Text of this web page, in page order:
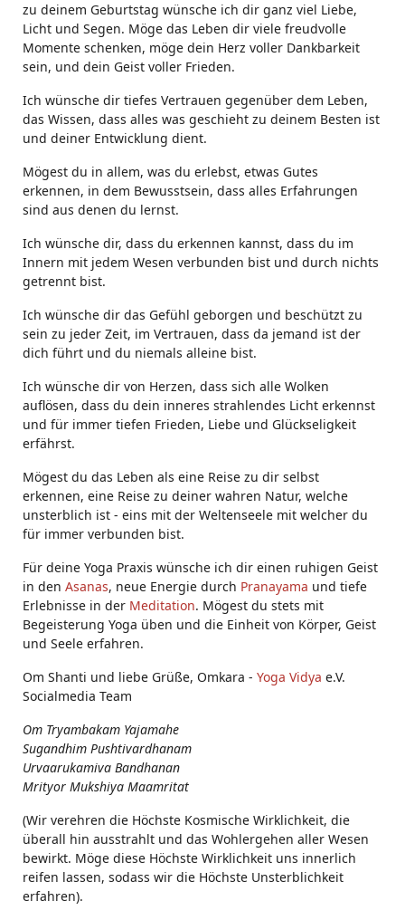
zu deinem Geburtstag wünsche ich dir ganz viel Liebe,
Licht und Segen. Möge das Leben dir viele freudvolle
Momente schenken, möge dein Herz voller Dankbarkeit
sein, und dein Geist voller Frieden.
Ich wünsche dir tiefes Vertrauen gegenüber dem Leben,
das Wissen, dass alles was geschieht zu deinem Besten ist
und deiner Entwicklung dient.
Mögest du in allem, was du erlebst, etwas Gutes
erkennen, in dem Bewusstsein, dass alles Erfahrungen
sind aus denen du lernst.
Ich wünsche dir, dass du erkennen kannst, dass du im
Innern mit jedem Wesen verbunden bist und durch nichts
getrennt bist.
Ich wünsche dir das Gefühl geborgen und beschützt zu
sein zu jeder Zeit, im Vertrauen, dass da jemand ist der
dich führt und du niemals alleine bist.
Ich wünsche dir von Herzen, dass sich alle Wolken
auflösen, dass du dein inneres strahlendes Licht erkennst
und für immer tiefen Frieden, Liebe und Glückseligkeit
erfährst.
Mögest du das Leben als eine Reise zu dir selbst
erkennen, eine Reise zu deiner wahren Natur, welche
unsterblich ist - eins mit der Weltenseele mit welcher du
für immer verbunden bist.
Für deine Yoga Praxis wünsche ich dir einen ruhigen Geist
in den Asanas, neue Energie durch Pranayama und tiefe
Erlebnisse in der Meditation. Mögest du stets mit
Begeisterung Yoga üben und die Einheit von Körper, Geist
und Seele erfahren.
Om Shanti und liebe Grüße, Omkara - Yoga Vidya e.V.
Socialmedia Team
Om Tryambakam Yajamahe
Sugandhim Pushtivardhanam
Urvaarukamiva Bandhanan
Mrityor Mukshiya Maamritat
(Wir verehren die Höchste Kosmische Wirklichkeit, die
überall hin ausstrahlt und das Wohlergehen aller Wesen
bewirkt. Möge diese Höchste Wirklichkeit uns innerlich
reifen lassen, sodass wir die Höchste Unsterblichkeit
erfahren).